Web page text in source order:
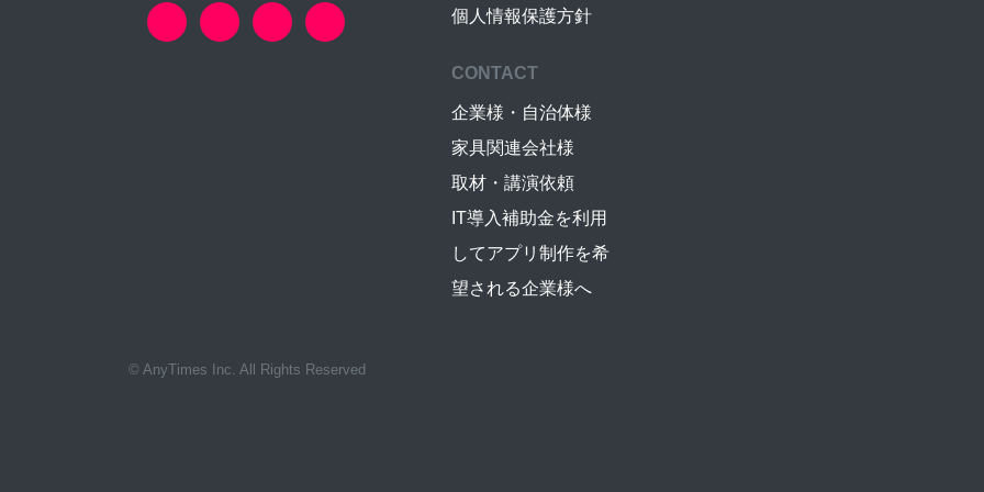
個人情報保護方針
CONTACT
企業様・自治体様
家具関連会社様
取材・講演依頼
IT導入補助金を利用
してアプリ制作を希
望される企業様へ
© AnyTimes Inc. All Rights Reserved